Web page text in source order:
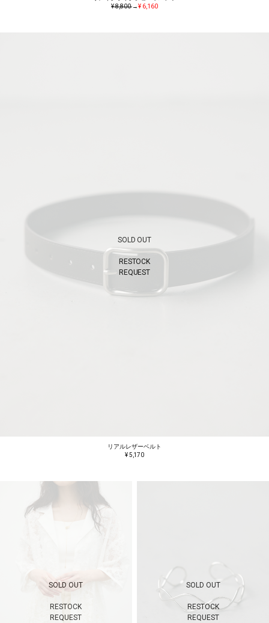
¥ 8,800→¥ 6,160
SOLD OUT
RESTOCK
REQUEST
リアルレザーベルト
¥ 5,170
SOLD OUT
RESTOCK
REQUEST
SOLD OUT
RESTOCK
REQUEST